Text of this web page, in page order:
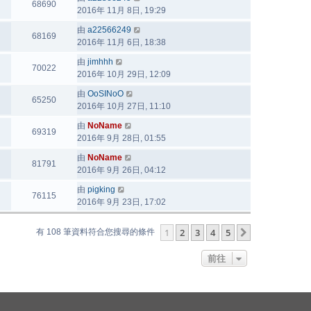
68690
2016年 11月 8日, 19:29
68169
由 a22566249
2016年 11月 6日, 18:38
70022
由 jimhhh
2016年 10月 29日, 12:09
65250
由 OoSINoO
2016年 10月 27日, 11:10
69319
由 NoName
2016年 9月 28日, 01:55
81791
由 NoName
2016年 9月 26日, 04:12
76115
由 pigking
2016年 9月 23日, 17:02
有 108 筆資料符合您搜尋的條件 1 2 3 4 5
前往